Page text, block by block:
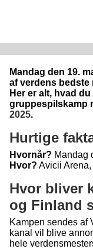
Mandag den 19.
af verdens bedste
Her er alt, hvad
gruppespilskamp
2025.
Hurtige
Hvornår? Mandag
Hvor? Avicii
Hvor bliver
og Finland
Kampen sendes af
kanal vil blive
hele